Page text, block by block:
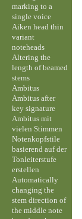
marking to a
single voice
Aiken head thin
variant
noteheads
Altering the
length of beamed
stems
Ambitus
Ambitus after
key signature
Ambitus mit
vielen Stimmen
Notenkopfstile
basierend auf der
Tonleiterstufe
erstellen
Automatically
changing the
stem direction of
the middle note